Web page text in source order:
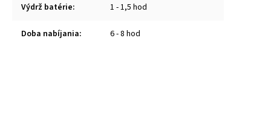
Výdrž batérie: 1 - 1,5 hod
Doba nabíjania: 6 - 8 hod